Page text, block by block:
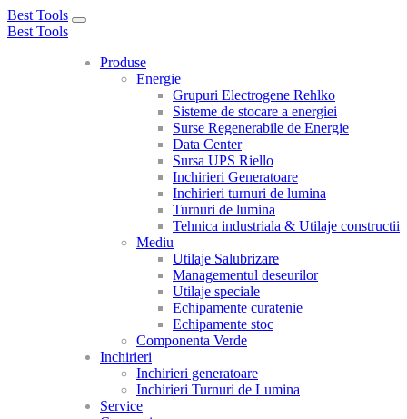
Best Tools
Toggle
Best Tools
Produse
Energie
Grupuri Electrogene Rehlko
Sisteme de stocare a energiei
Surse Regenerabile de Energie
Data Center
Sursa UPS Riello
Inchirieri Generatoare
Inchirieri turnuri de lumina
Turnuri de lumina
Tehnica industriala & Utilaje constructii
Mediu
Utilaje Salubrizare
Managementul deseurilor
Utilaje speciale
Echipamente curatenie
Echipamente stoc
Componenta Verde
Inchirieri
Inchirieri generatoare
Inchirieri Turnuri de Lumina
Service